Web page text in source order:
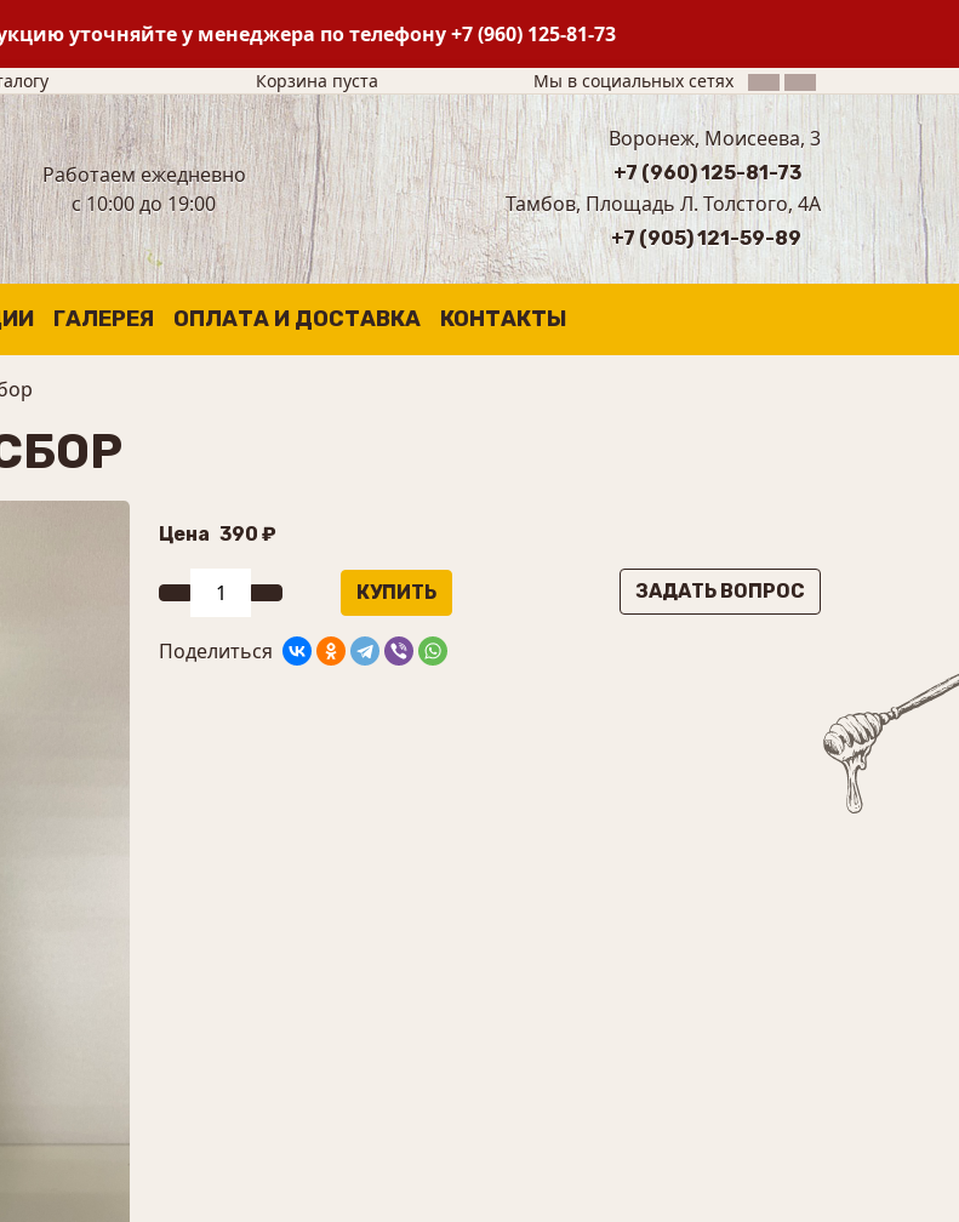
уточняйте у менеджера по телефону+7 (960) 125-81-73
Корзина пуста Мы в социальных сетях
Работаем ежедневно
с 10:00 до 19:00
Воронеж, Моисеева, 3
+7 (960) 125-81-73
Тамбов, Площадь Л. Толстого, 4А
+7 (905) 121-59-89
ГАЛЕРЕЯ ОПЛАТА И ДОСТАВКА КОНТАКТЫ
Цена 390 ₽
ЗАДАТЬ ВОПРОС
Поделиться